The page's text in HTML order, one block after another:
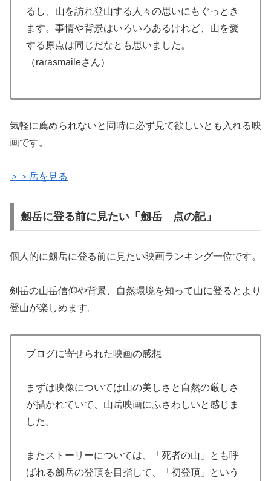
るし、山を訪れ登山する人々の思いにもぐっとき
ます。事情や背景はいろいろあるけれど、山を愛
する原点は同じだなとも思いました。
（rarasmaileさん）
気軽に薦められないと同時に必ず見て欲しいとも入れる映
画です。
＞＞岳を見る
劔岳に登る前に見たい「劔岳 点の記」
個人的に劔岳に登る前に見たい映画ランキング一位です。
剣岳の山岳信仰や背景、自然環境を知って山に登るとより
登山が楽しめます。
ブログに寄せられた映画の感想
まずは映像については山の美しさと自然の厳しさ
が描かれていて、山岳映画にふさわしいと感じま
した。
またストーリーについては、「死者の山」とも呼
ばれる劔岳の登頂を目指して、「初登頂」という